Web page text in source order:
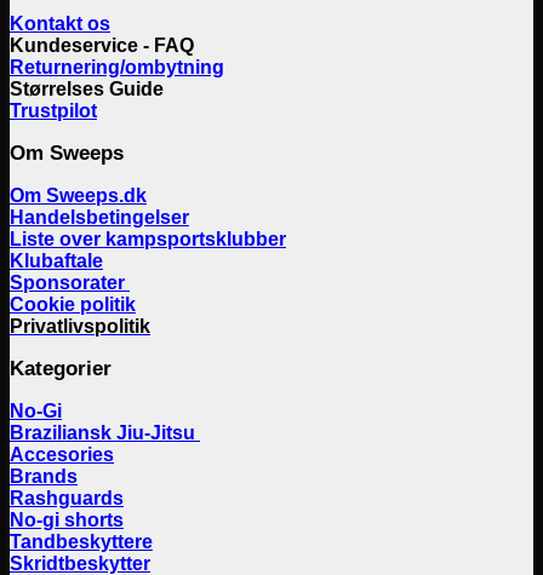
Kontakt os
Kundeservice - FAQ
Returnering/ombytning
Størrelses Guide
Trustpilot
Om Sweeps
Om Sweeps.dk
Handelsbetingelser
Liste over kampsportsklubber
Klubaftale
Sponsorater
Cookie politik
Privatlivspolitik
Kategorier
No-Gi
Braziliansk Jiu-Jitsu
Accesories
Brands
Rashguards
No-gi shorts
Tandbeskyttere
Skridtbeskytter